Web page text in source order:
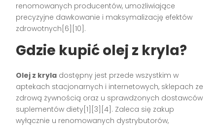
renomowanych producentów, umożliwiające
precyzyjne dawkowanie i maksymalizację efektów
zdrowotnych[6][10].
Gdzie kupić olej z kryla?
Olej z kryla dostępny jest przede wszystkim w
aptekach stacjonarnych i internetowych, sklepach ze
zdrową żywnością oraz u sprawdzonych dostawców
suplementów diety[1][3][4]. Zaleca się zakup
wyłącznie u renomowanych dystrybutorów,